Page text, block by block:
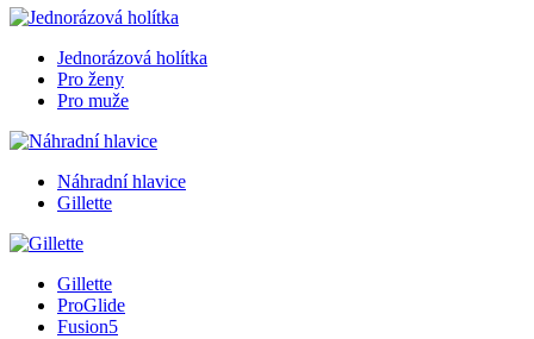
Jednorázová holítka
Pro ženy
Pro muže
Náhradní hlavice
Gillette
Gillette
ProGlide
Fusion5